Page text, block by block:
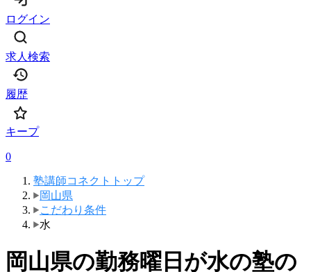
ログイン
求人検索
履歴
キープ
0
塾講師コネクトトップ
岡山県
こだわり条件
水
岡山県の勤務曜日が水の塾の